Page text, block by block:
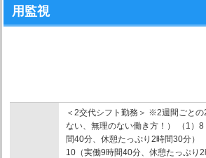
用監視
＜2交代シフト勤務＞ ※2週間ごとの
ない、無理のない働き方！） （1）
間40分、休憩たっぷり2時間30分）
10（実働9時間40分、休憩たっぷり